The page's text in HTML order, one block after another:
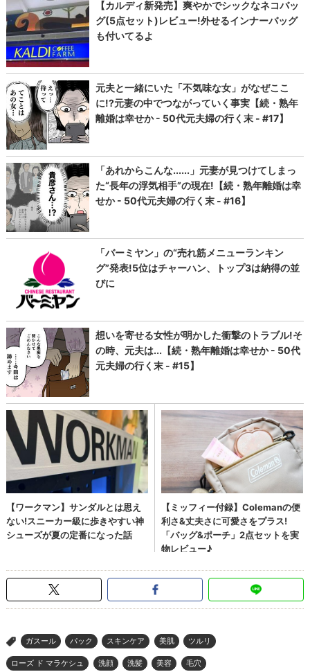
> ガスール パック スキンケア 美肌 ツルリ
ローズ ド マラケシュ 洗顔 洗髪 美容 毛穴